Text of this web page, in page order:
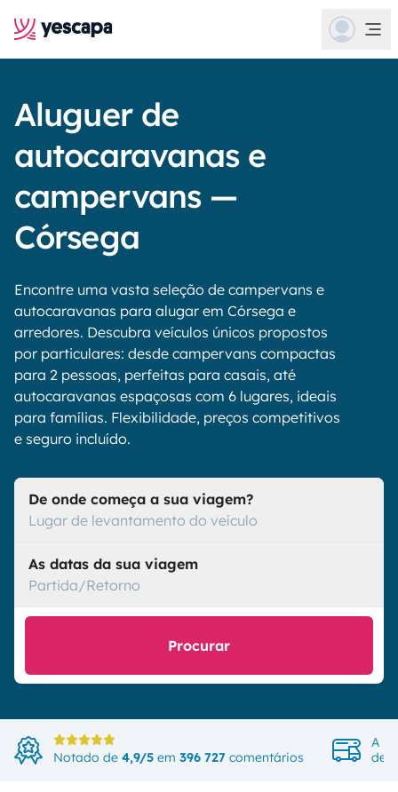
Aluguer de
autocaravanas e
campervans —
Córsega
Encontre uma vasta seleção de campervans e
autocaravanas para alugar em Córsega e
arredores. Descubra veículos únicos propostos
por particulares: desde campervans compactas
para 2 pessoas, perfeitas para casais, até
autocaravanas espaçosas com 6 lugares, ideais
para famílias. Flexibilidade, preços competitivos
e seguro incluído.
De onde começa a sua viagem?
Lugar de levantamento do veículo
As datas da sua viagem
Partida/Retorno
Procurar
Notado de 4,9/5 em 396 727 comentários
A
de